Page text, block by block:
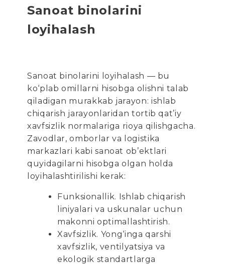
Sanoat binolarini
loyihalash
Sanoat binolarini loyihalash — bu
ko‘plab omillarni hisobga olishni talab
qiladigan murakkab jarayon: ishlab
chiqarish jarayonlaridan tortib qat’iy
xavfsizlik normalariga rioya qilishgacha.
Zavodlar, omborlar va logistika
markazlari kabi sanoat ob’ektlari
quyidagilarni hisobga olgan holda
loyihalashtirilishi kerak:
Funksionallik. Ishlab chiqarish
liniyalari va uskunalar uchun
makonni optimallashtirish.
Xavfsizlik. Yong‘inga qarshi
xavfsizlik, ventilyatsiya va
ekologik standartlarga